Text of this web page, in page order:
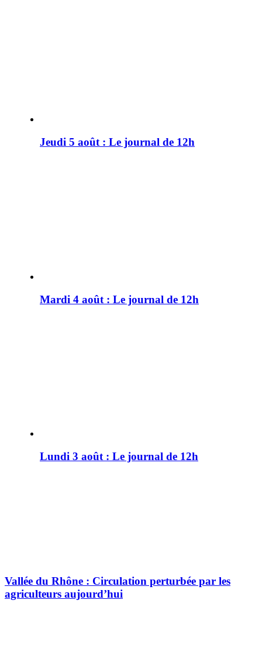
Jeudi 5 août : Le journal de 12h
Mardi 4 août : Le journal de 12h
Lundi 3 août : Le journal de 12h
Vallée du Rhône : Circulation perturbée par les
agriculteurs aujourd’hui